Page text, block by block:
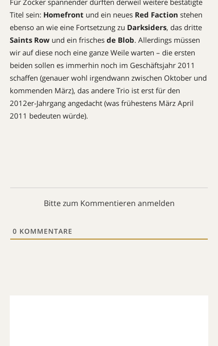
Für Zocker spannender dürften derweil weitere bestätigte
Titel sein: Homefront und ein neues Red Faction stehen
ebenso an wie eine Fortsetzung zu Darksiders, das dritte
Saints Row und ein frisches de Blob. Allerdings müssen
wir auf diese noch eine ganze Weile warten – die ersten
beiden sollen es immerhin noch im Geschäftsjahr 2011
schaffen (genauer wohl irgendwann zwischen Oktober und
kommenden März), das andere Trio ist erst für den
2012er-Jahrgang angedacht (was frühestens März April
2011 bedeuten würde).
Bitte zum Kommentieren anmelden
0 KOMMENTARE